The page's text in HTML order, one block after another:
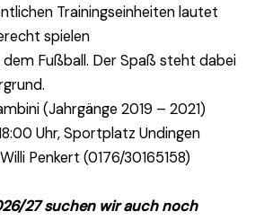
Trainingseinheiten lautet
spielen
Fußball. Der Spaß steht dabei
(Jahrgänge 2019 – 2021)
Uhr, Sportplatz Undingen
Penkert (0176/30165158)
27 suchen wir auch noch